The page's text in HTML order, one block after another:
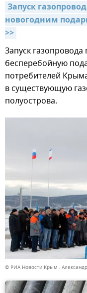
Запуск
новогодним
>>
Запуск
бесперебойную
потребителей
в существующую
полуострова.
© РИА Новости Крым .